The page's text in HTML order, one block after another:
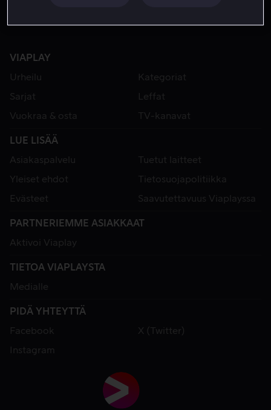
VIAPLAY
Urheilu
Kategoriat
Sarjat
Leffat
Vuokraa & osta
TV-kanavat
LUE LISÄÄ
Asiakaspalvelu
Tuetut laitteet
Yleiset ehdot
Tietosuojapolitiikka
Evästeet
Saavutettavuus Viaplayssa
PARTNERIEMME ASIAKKAAT
Aktivoi Viaplay
TIETOA VIAPLAYSTA
Medialle
PIDÄ YHTEYTTÄ
Facebook
X (Twitter)
Instagram